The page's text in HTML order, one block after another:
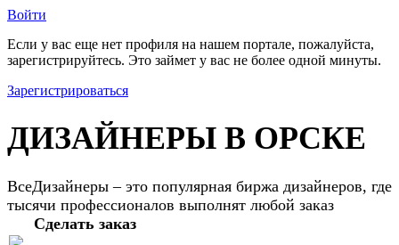
Войти
Если у вас еще нет профиля на нашем портале, пожалуйста,
зарегистрируйтесь. Это займет у вас не более одной минуты.
Зарегистрироваться
ДИЗАЙНЕРЫ В ОРСКЕ
ВсеДизайнеры – это популярная биржа дизайнеров, где
тысячи профессионалов выполнят любой заказ
Сделать заказ